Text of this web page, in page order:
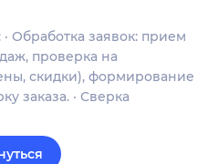
Обработка заявок: прием
проверка на
скидки), формирование
заказа. · Сверка